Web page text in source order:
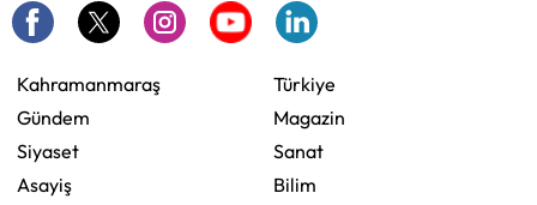
Kahramanmaraş
Gündem
Siyaset
Asayiş
Türkiye
Magazin
Sanat
Bilim